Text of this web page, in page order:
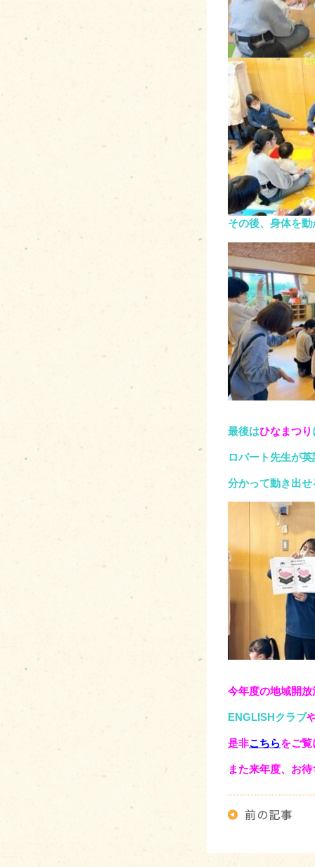
その後、身体を
最後はひなまつり
ロバート先生が
分かって動き出
今年度の地域開
ENGLISHクラブ
是非こちらをご
また来年度、お